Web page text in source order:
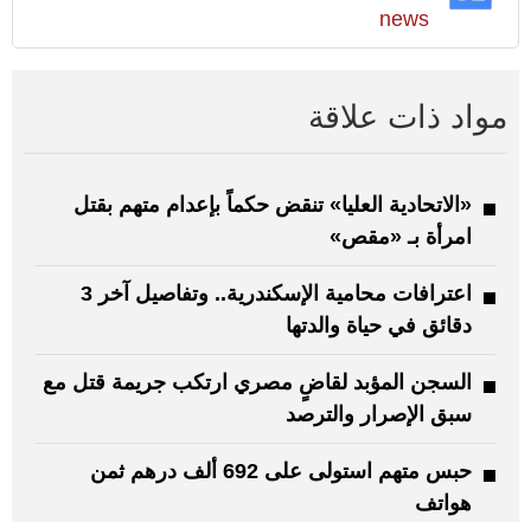
news
مواد ذات علاقة
«الاتحادية العليا» تنقض حكماً بإعدام متهم بقتل
امرأة بـ «مقص»
اعترافات محامية الإسكندرية.. وتفاصيل آخر 3
دقائق في حياة والدتها
السجن المؤبد لقاضٍ مصري ارتكب جريمة قتل مع
سبق الإصرار والترصد
حبس متهم استولى على 692 ألف درهم ثمن
هواتف